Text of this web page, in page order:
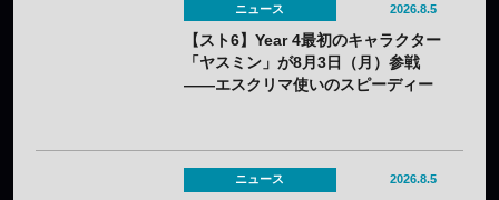
ニュース 2026.8.5
【スト6】Year 4最初のキャラクター
「ヤスミン」が8月3日（月）参戦
——エスクリマ使いのスピーディー
ニュース 2026.8.5